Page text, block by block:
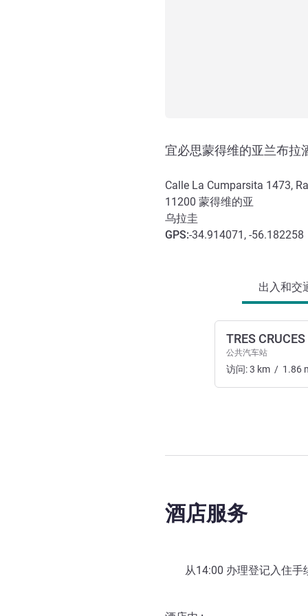
宜必思蒙得维的亚兰布拉
Calle La Cumparsita 1473,
11200 蒙得维的亚
乌拉圭
GPS:-34.914071, -56.182258
出入和交
TRES CRUCES
公共汽车站
访问:3 km / 1.86
酒店服务
从14:00 办理登记入住手